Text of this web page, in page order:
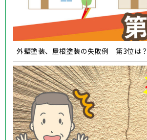
外壁塗装、屋根塗装の失敗例 第3位は？